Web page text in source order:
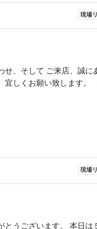
現場
、そして ご来店、誠に
、宜しくお願い致しま
現場
うございます。 本日は